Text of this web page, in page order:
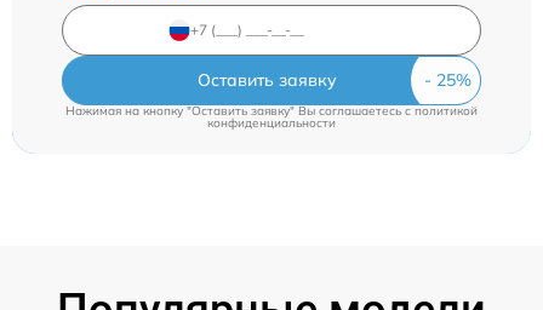
Оставить заявку
Нажимая на кнопку "Оставить заявку" Вы соглашаетесь cполитикой
конфиденциальности